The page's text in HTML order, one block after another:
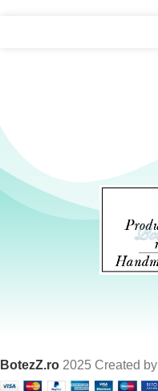
BotezZ.ro 2025 Created by